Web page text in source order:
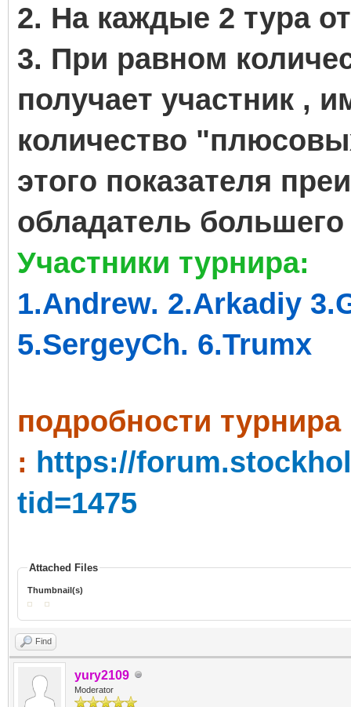
2. На каждые 2 тура
3. При равном
получает участник ,
количество
этого показателя
обладатель большего
Участники турнира:
1.Andrew. 2.Arkadiy
5.SergeyCh. 6.Trumx
пoдробности турнира
: https://
tid=1475
Attached Files
Thumbnail(s)
Find
yury2109
Moderator